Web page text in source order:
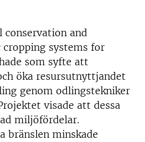
conservation and
cropping systems for
som syfte att
öka resursutnyttjandet
genom odlingstekniker
visade att dessa
miljöfördelar.
bränslen minskade